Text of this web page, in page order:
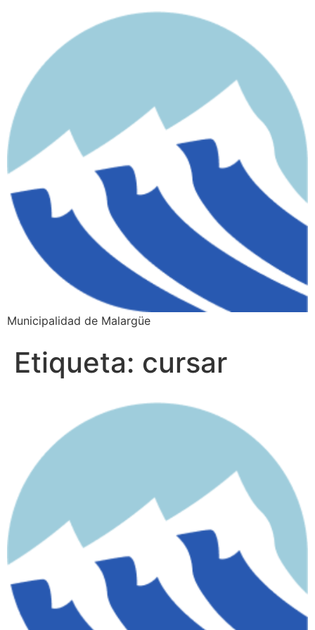
Municipalidad de Malargüe
Etiqueta: cursar